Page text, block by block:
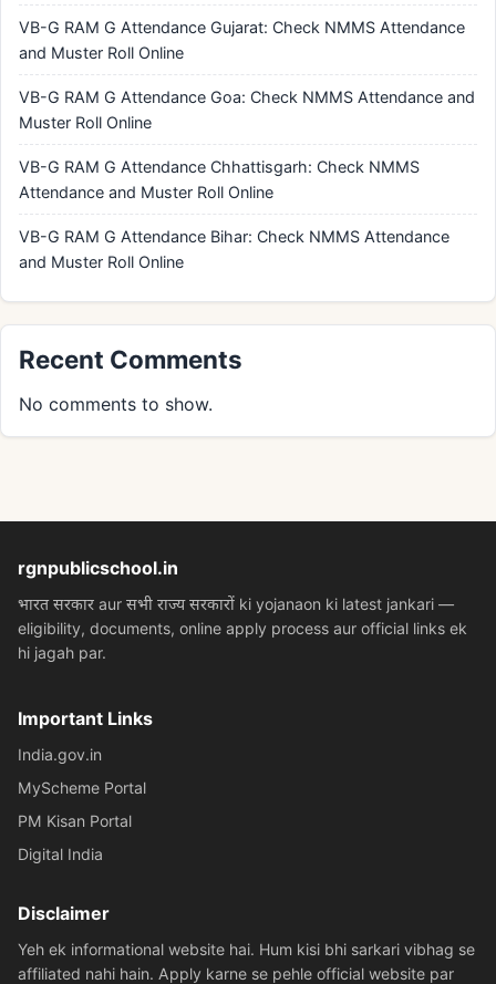
VB-G RAM G Attendance Gujarat: Check NMMS Attendance
and Muster Roll Online
VB-G RAM G Attendance Goa: Check NMMS Attendance and
Muster Roll Online
VB-G RAM G Attendance Chhattisgarh: Check NMMS
Attendance and Muster Roll Online
VB-G RAM G Attendance Bihar: Check NMMS Attendance
and Muster Roll Online
Recent Comments
No comments to show.
rgnpublicschool.in
भारत सरकार aur सभी राज्य सरकारों ki yojanaon ki latest jankari —
eligibility, documents, online apply process aur official links ek
hi jagah par.
Important Links
India.gov.in
MyScheme Portal
PM Kisan Portal
Digital India
Disclaimer
Yeh ek informational website hai. Hum kisi bhi sarkari vibhag se
affiliated nahi hain. Apply karne se pehle official website par